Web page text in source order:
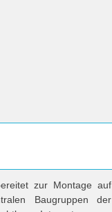
zur Montage auf
Baugruppen der